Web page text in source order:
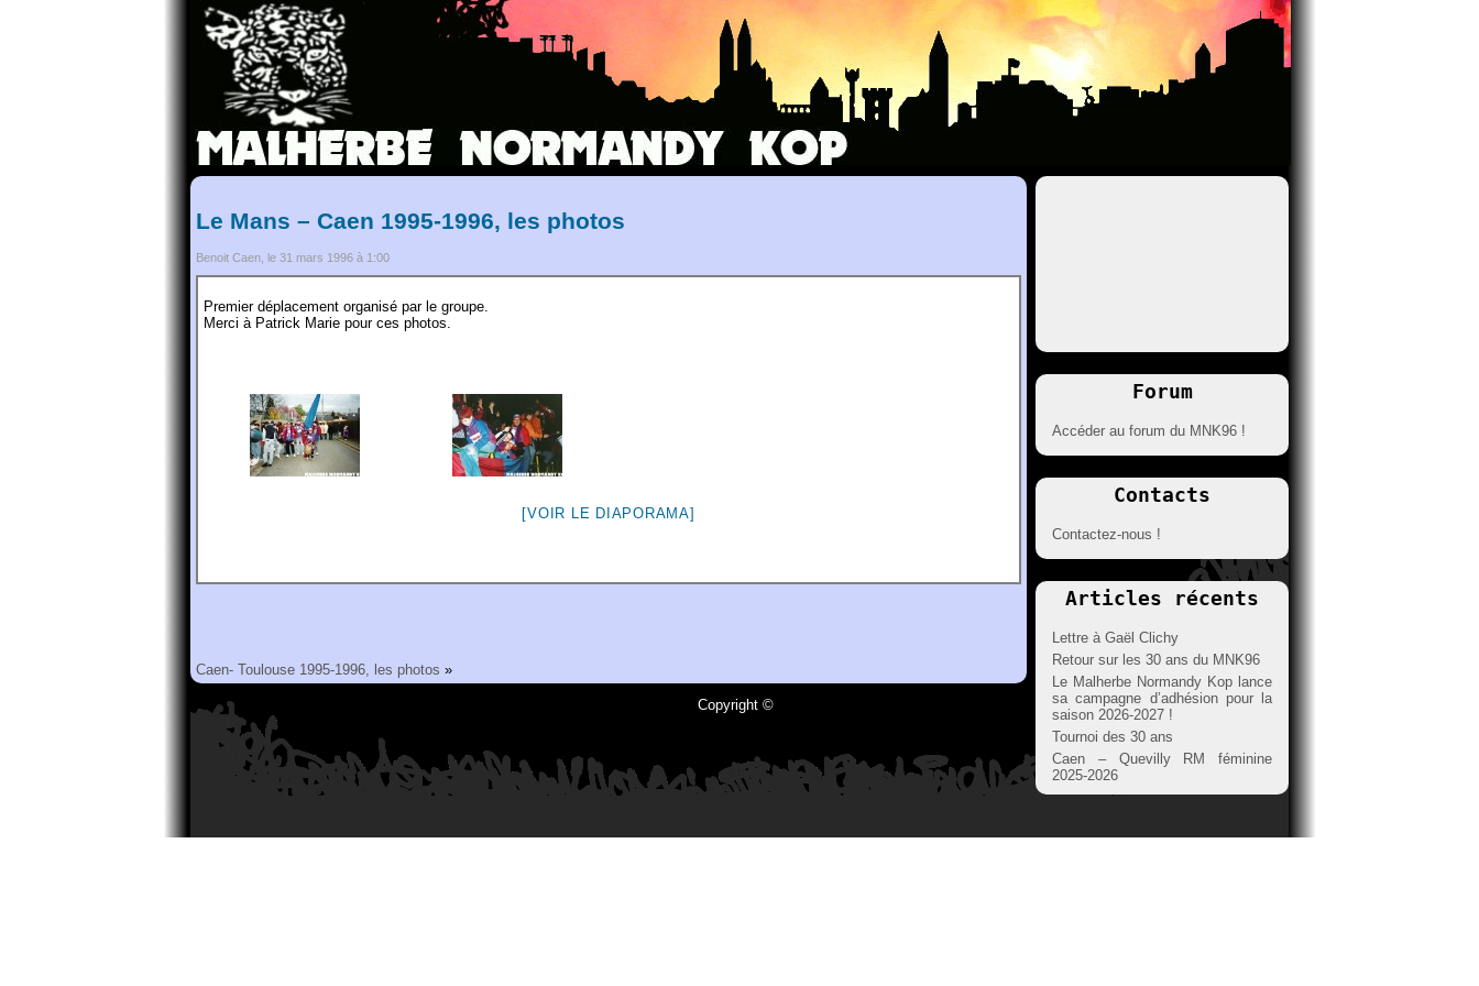
Le Mans – Caen 1995-1996, les photos
Benoit Caen, le 31 mars 1996 à 1:00
Premier déplacement organisé par le groupe.
Merci à Patrick Marie pour ces photos.
[VOIR LE DIAPORAMA]
Caen- Toulouse 1995-1996, les photos »
Forum
Accéder au forum du MNK96 !
Contacts
Contactez-nous !
Articles récents
Lettre à Gaël Clichy
Retour sur les 30 ans du MNK96
Le Malherbe Normandy Kop lance
sa campagne d’adhésion pour la
saison 2026-2027 !
Tournoi des 30 ans
Caen – Quevilly RM féminine
2025-2026
Copyright ©